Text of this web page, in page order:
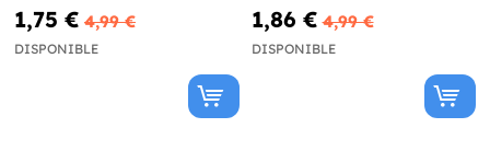
1,75 € 4,99 €
DISPONIBLE
1,86 € 4,99 €
DISPONIBLE